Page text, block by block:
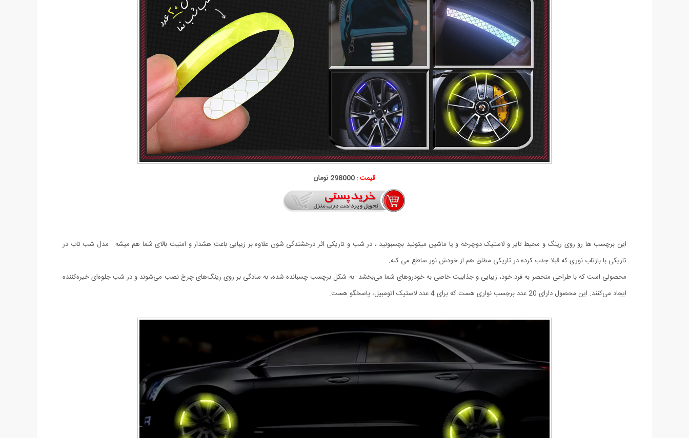
قیمت :298000 تومان
این برچسب ها رو روی رینگ و محیط تایر و لاستیک دوچرخه و یا ماشین میتونید بچسبونید ، در شب و تاریکی اثر درخشندگی شون علاوه بر زیبایی باعث هشدار و امنیت بالای شما هم میشه. مدل شب تاب در
تاریکی با بازتاب نوری که قبلا جذب کرده در تاریکی مطلق هم از خودش نور ساطع می کنه.
محصولی است که با طراحی منحصر به فرد خود، زیبایی و جذابیت خاصی به خودروهای شما می‌بخشد. به شکل برچسب‌ چسبانده شده، به سادگی بر روی رینگ‌های چرخ نصب می‌شوند و در شب جلوه‌ای خیره‌کننده
ایجاد می‌کنند. این محصول دارای 20 عدد برچسب نواری هست که برای 4 عدد لاستیک اتومبیل، پاسخگو هست.